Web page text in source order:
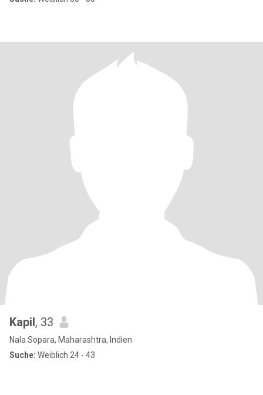
Kapil, 33
Nala Sopara, Maharashtra, Indien
Suche: Weiblich 24 - 43